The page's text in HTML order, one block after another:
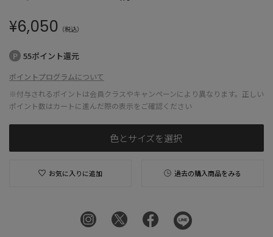
¥6,050 （税込）
55ポイント還元
ポイントプログラムについて
※付与されるポイントは会員クラスやキャンペーンにより異なります。正しい
ポイント数はカートに進んだ際の表示をご確認ください
色とサイズを選択
お気に入りに追加 過去の購入商品をみる